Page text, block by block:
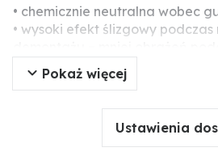
• chemicznie neutralna wobec
• wysoki efekt ślizgowy podczas
• wspomaga przyczepność
zapobiega przemieszczaniu się
Pokaż więcej
Ustawienia